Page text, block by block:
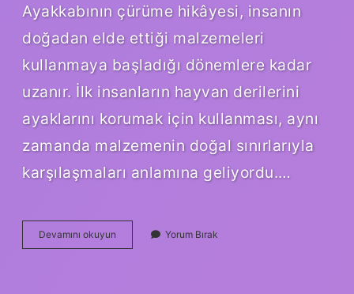
Ayakkabının çürüme hikâyesi, insanın
doğadan elde ettiği malzemeleri
kullanmaya başladığı dönemlere kadar
uzanır. İlk insanların hayvan derilerini
ayaklarını korumak için kullanması, aynı
zamanda malzemenin doğal sınırlarıyla
karşılaşmaları anlamına geliyordu.…
Devamını okuyun Ayakkabı
neden
Yorum Bırak